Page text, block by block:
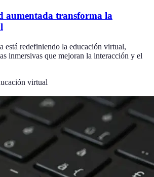
aumentada transforma la
está redefiniendo la educación virtual,
inmersivas que mejoran la interacción y el
virtual